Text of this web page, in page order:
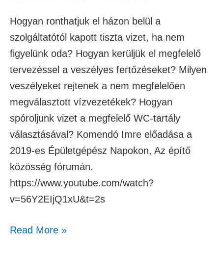
Hogyan ronthatjuk el házon belül a
szolgáltatótól kapott tiszta vizet, ha nem
figyelünk oda? Hogyan kerüljük el megfelelő
tervezéssel a veszélyes fertőzéseket? Milyen
veszélyeket rejtenek a nem megfelelően
megválasztott vízvezetékek? Hogyan
spóroljunk vizet a megfelelő WC-tartály
választásával? Komendó Imre előadása a
2019-es Épületgépész Napokon, Az építő
közösség fórumán.
https://www.youtube.com/watch?
v=56Y2EIjQ1xU&t=2s
Read More »